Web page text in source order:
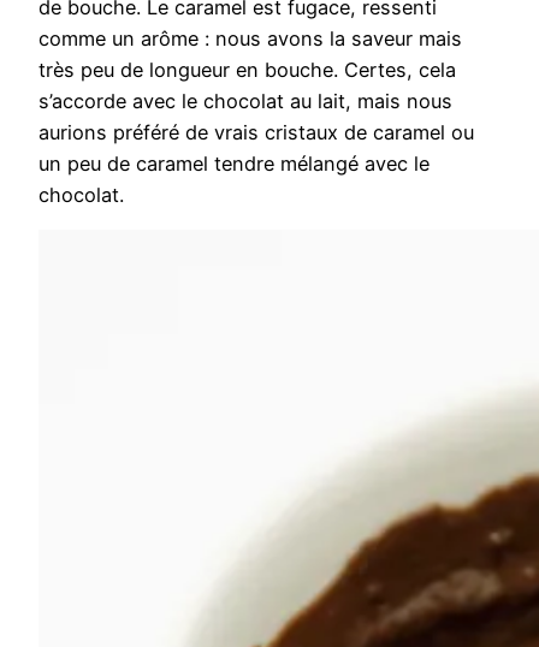
de bouche. Le caramel est fugace, ressenti
comme un arôme : nous avons la saveur mais
très peu de longueur en bouche. Certes, cela
s’accorde avec le chocolat au lait, mais nous
aurions préféré de vrais cristaux de caramel ou
un peu de caramel tendre mélangé avec le
chocolat.